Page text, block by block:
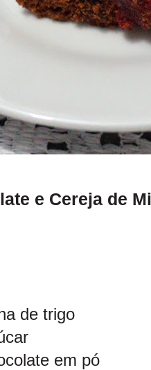
e Cereja de
de trigo
em pó